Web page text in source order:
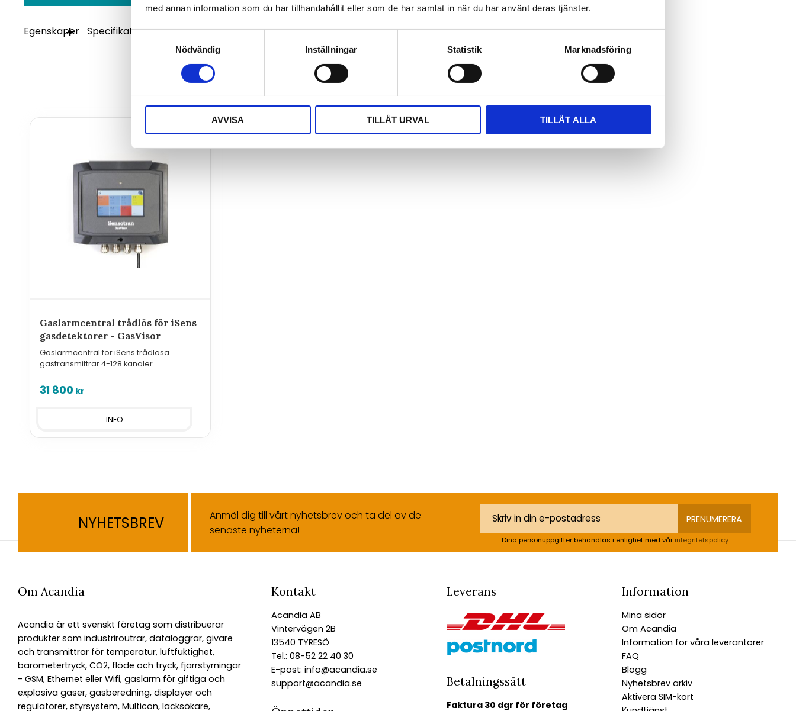
med annan information som du har tillhandahållit eller som de har samlat in när du har använt deras tjänster.
Samtyckesval
Nödvändig
Inställningar Statistik Marknadsföring
AVVISA TILLÅT URVAL TILLÅT ALLA
Egenskaper Specifikationer
Gaslarmcentral trådlös för iSens
gasdetektorer - GasVisor
Gaslarmcentral för iSens trådlösa
gastransmittrar 4-128 kanaler.
31 800 kr
INFO
NYHETSBREV
Anmäl dig till vårt nyhetsbrev och ta del av de
senaste nyheterna!
PRENUMERERA
Dina personuppgifter behandlas i enlighet med vår integritetspolicy.
Om Acandia
Acandia är ett svenskt företag som distribuerar
produkter som industriroutrar, dataloggrar, givare
och transmittrar för temperatur, luftfuktighet,
barometertryck, CO2, flöde och tryck, fjärrstyrningar
- GSM, Ethernet eller Wifi, gaslarm för giftiga och
explosiva gaser, gasberedning, displayer och
regulatorer, styrsystem, Multicon, läcksökare,
Kontakt
Acandia AB
Vintervägen 2B
13540 TYRESÖ
Tel.: 08-52 22 40 30
E-post: info@acandia.se
support@acandia.se
Leverans
Betalningssätt
Faktura 30 dgr för företag
Information
Mina sidor
Om Acandia
Information för våra leverantörer
FAQ
Blogg
Nyhetsbrev arkiv
Aktivera SIM-kort